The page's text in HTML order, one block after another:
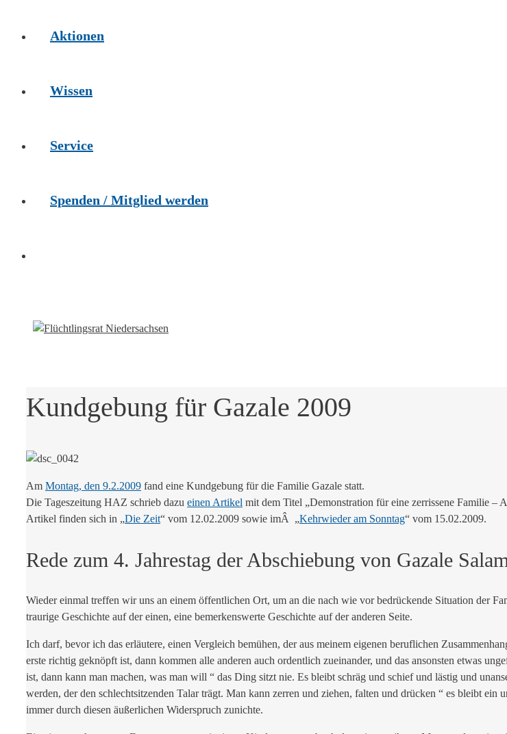
Aktionen
Wissen
Service
Spenden / Mitglied werden
Kundgebung für Gazale 2009
Am Montag, den 9.2.2009 fand eine Kundgebung für die Familie Gazale statt.
Die Tageszeitung HAZ schrieb dazu einen Artikel mit dem Titel „Demonstration für eine zerrissene Familie –
Artikel finden sich in „Die Zeit“ vom 12.02.2009 sowie imÂ „Kehrwieder am Sonntag“ vom 15.02.2009.
Rede zum 4. Jahrestag der Abschiebung von Gazale
Wieder einmal treffen wir uns an einem öffentlichen Ort, um an die nach wie vor bedrückende Situation der
traurige Geschichte auf der einen, eine bemerkenswerte Geschichte auf der anderen Seite.
Ich darf, bevor ich das erläutere, einen Vergleich bemühen, der aus meinem eigenen beruflichen
erste richtig geknöpft ist, dann kommen alle anderen auch ordentlich zueinander, und das ansonsten etwas
ist, dann kann man machen, was man will “ das Ding sitzt nie. Es bleibt schräg und schief und lästig und
werden, der den schlechtsitzenden Talar trägt. Man kann zerren und ziehen, falten und drücken “ es bleibt
immer durch diesen äußerlichen Widerspruch zunichte.